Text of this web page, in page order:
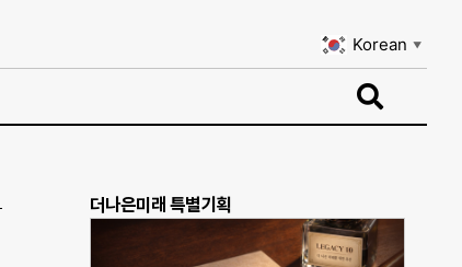
Korean ▼
더나은미래 특별기획